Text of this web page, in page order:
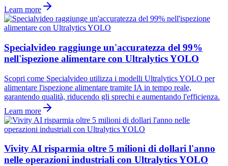
Learn more
Specialvideo raggiunge un'accuratezza del 99%
nell'ispezione alimentare con Ultralytics YOLO
Scopri come Specialvideo utilizza i modelli Ultralytics YOLO per
alimentare l'ispezione alimentare tramite IA in tempo reale,
garantendo qualità, riducendo gli sprechi e aumentando l'efficienza.
Learn more
Vivity AI risparmia oltre 5 milioni di dollari l'anno
nelle operazioni industriali con Ultralytics YOLO